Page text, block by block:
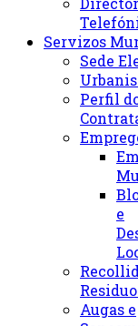
Servizos
Sede
Perfil
e
Augas e